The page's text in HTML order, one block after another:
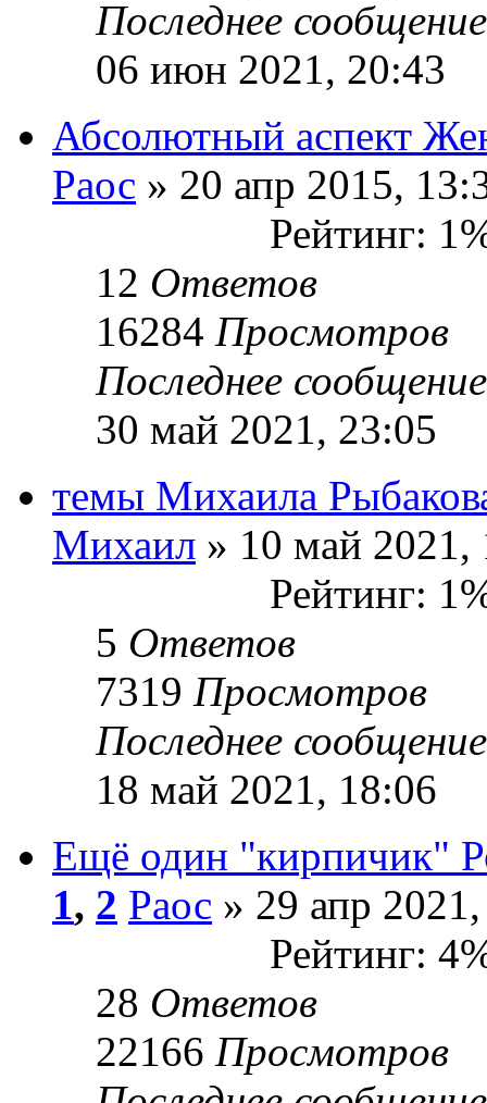
Последнее
06 июн 2021, 20:43
Абсолютный аспект
Раос » 20 апр 2015,
Рейтинг:
12 Ответов
16284 Просмотров
Последнее
30 май 2021, 23:05
темы Михаила
Михаил » 10 май 2021,
Рейтинг:
5 Ответов
7319 Просмотров
Последнее
18 май 2021, 18:06
Ещё один "кирпичик"
1, 2 Раос » 29 апр
Рейтинг:
28 Ответов
22166 Просмотров